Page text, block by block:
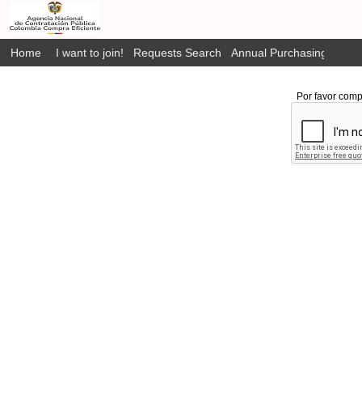
Home I want to join! Requests Search Annual Purchasing Plan
Por favor